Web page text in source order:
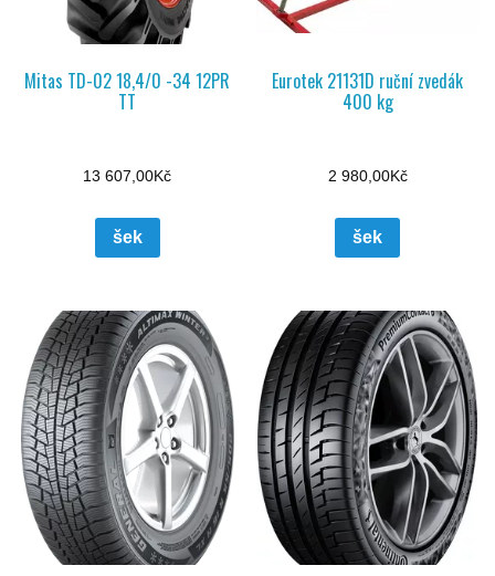
Mitas TD-02 18,4/0 -34 12PR
TT
13 607,00Kč
šek
Eurotek 21131D ruční zvedák
400 kg
2 980,00Kč
šek